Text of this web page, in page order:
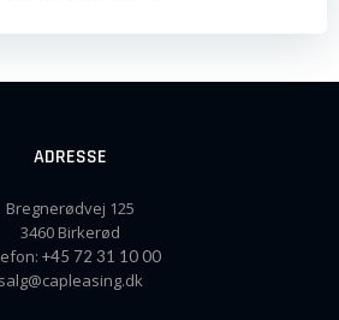
ADRESSE
Bregnerødvej 125
3460 Birkerød
+45 72 31 10 00
salg@capleasing.dk